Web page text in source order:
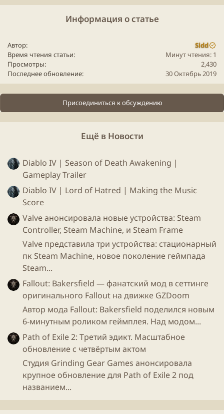
Информация о статье
Автор
Sidd
Время чтения статьи
Минут чтения: 1
Просмотры
2,430
Последнее обновление
30 Октябрь 2019
Присоединиться к обсуждению
Ещё в Новости
Diablo IV | Season of Death Awakening |
Gameplay Trailer
Diablo IV | Lord of Hatred | Making the Music
Score
Valve анонсировала новые устройства: Steam
Controller, Steam Machine, и Steam Frame
Valve представила три устройства: стационарный
пк Steam Machine, новое поколение геймпада
Steam...
Fallout: Bakersfield — фанатский мод в сеттинге
оригинального Fallout на движке GZDoom
Автор мода Fallout: Bakersfield поделился новым
6-минутным роликом геймплея. Над модом...
Path of Exile 2: Третий эдикт. Масштабное
обновление с четвёртым актом
Студия Grinding Gear Games анонсировала
крупное обновление для Path of Exile 2 под
названием...